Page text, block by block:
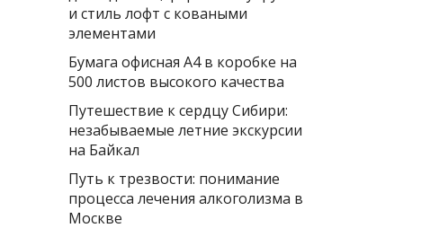
и стиль лофт с коваными
элементами
Бумага офисная А4 в коробке на
500 листов высокого качества
Путешествие к сердцу Сибири:
незабываемые летние экскурсии
на Байкал
Путь к трезвости: понимание
процесса лечения алкоголизма в
Москве